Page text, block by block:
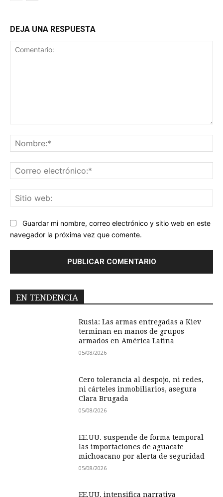
DEJA UNA RESPUESTA
Guardar mi nombre, correo electrónico y sitio web en este
navegador la próxima vez que comente.
EN TENDENCIA
Rusia: Las armas entregadas a Kiev
terminan en manos de grupos
armados en América Latina
05/08/2026
Cero tolerancia al despojo, ni redes,
ni cárteles inmobiliarios, asegura
Clara Brugada
05/08/2026
EE.UU. suspende de forma temporal
las importaciones de aguacate
michoacano por alerta de seguridad
05/08/2026
EE.UU. intensifica narrativa